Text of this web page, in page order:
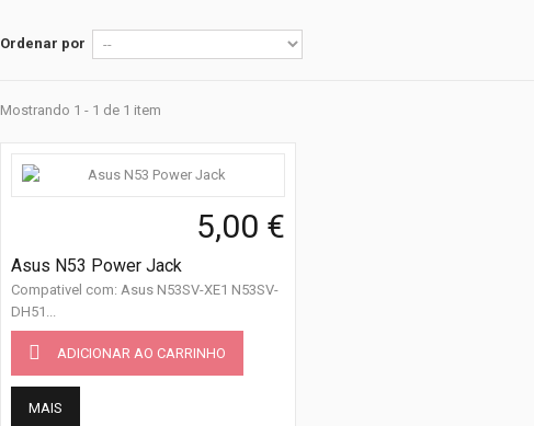
Ordenar por
Mostrando 1 - 1 de 1 item
5,00 €
Asus N53 Power Jack
Compativel com: Asus N53SV-XE1 N53SV-
DH51...
ADICIONAR AO CARRINHO
MAIS